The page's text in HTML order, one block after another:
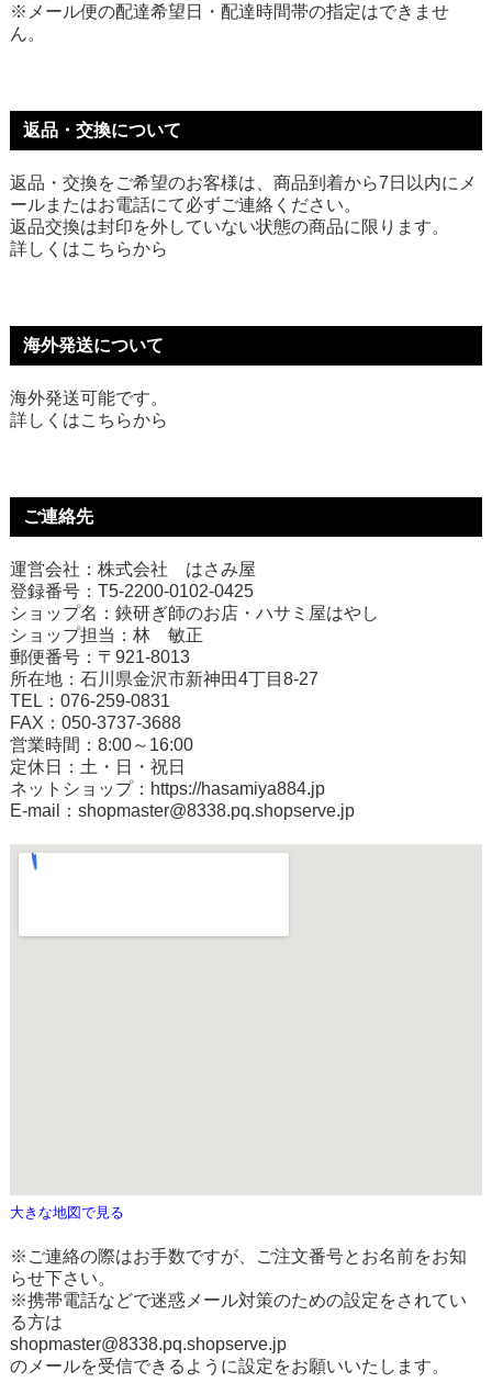
※メール便の配達希望日・配達時間帯の指定はできませ
ん。
返品・交換について
返品・交換をご希望のお客様は、商品到着から7日以内にメ
ールまたはお電話にて必ずご連絡ください。
返品交換は封印を外していない状態の商品に限ります。
詳しくはこちらから
海外発送について
海外発送可能です。
詳しくはこちらから
ご連絡先
運営会社：株式会社 はさみ屋
登録番号：T5-2200-0102-0425
ショップ名：鋏研ぎ師のお店・ハサミ屋はやし
ショップ担当：林 敏正
郵便番号：〒921-8013
所在地：石川県金沢市新神田4丁目8-27
TEL：076-259-0831
FAX：050-3737-3688
営業時間：8:00～16:00
定休日：土・日・祝日
ネットショップ： https://hasamiya884.jp
E-mail：shopmaster@8338.pq.shopserve.jp
大きな地図で見る
※ご連絡の際はお手数ですが、ご注文番号とお名前をお知
らせ下さい。
※携帯電話などで迷惑メール対策のための設定をされてい
る方は
shopmaster@8338.pq.shopserve.jp
のメールを受信できるように設定をお願いいたします。